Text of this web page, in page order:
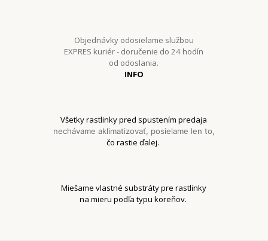
Objednávky odosielame službou
EXPRES kuriér - doručenie do 24 hodín
od odoslania.
INFO
Všetky rastlinky pred spustením predaja
nechávame aklimatizovať, posielame len to,
čo rastie ďalej.
Miešame vlastné substráty pre rastlinky
na mieru podľa typu koreňov.